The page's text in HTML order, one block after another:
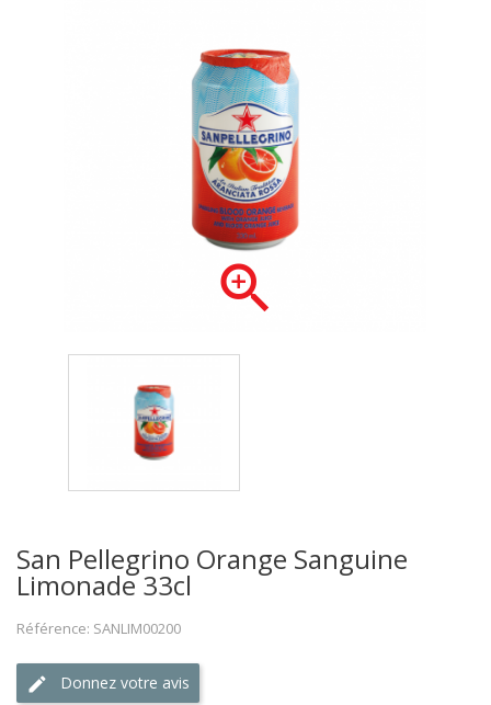

San Pellegrino Orange Sanguine
Limonade 33cl
Référence: SANLIM00200
Donnez votre avis